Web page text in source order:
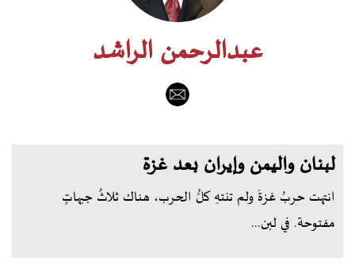
عبدالرحمن الراشد
لبنان واليمن وإيران بعد غزة
انتهت حربُ غزةَ ولم تنتهِ كلُّ الحرب، هناك ثلاثُ جبهاتٍ
مفتوحة. في لبن...